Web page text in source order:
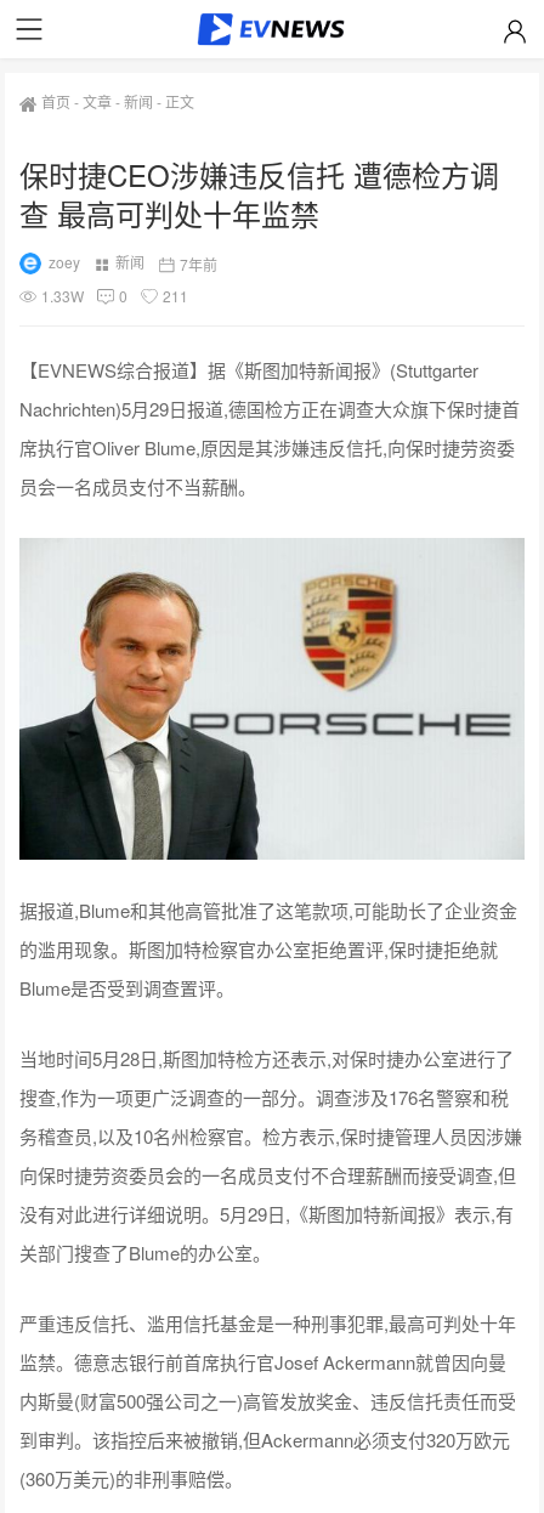
首页 -文章-新闻 - 正文
保时捷CEO涉嫌违反信托 遭德检方调
查 最高可判处十年监禁
zoey 新闻
7年前
1.33W
0 211
【EVNEWS综合报道】据《斯图加特新闻报》(Stuttgarter
Nachrichten)5月29日报道,德国检方正在调查大众旗下保时捷首
席执行官Oliver Blume,原因是其涉嫌违反信托,向保时捷劳资委
员会一名成员支付不当薪酬。
据报道,Blume和其他高管批准了这笔款项,可能助长了企业资金
的滥用现象。斯图加特检察官办公室拒绝置评,保时捷拒绝就
Blume是否受到调查置评。
当地时间5月28日,斯图加特检方还表示,对保时捷办公室进行了
搜查,作为一项更广泛调查的一部分。调查涉及176名警察和税
务稽查员,以及10名州检察官。检方表示,保时捷管理人员因涉嫌
向保时捷劳资委员会的一名成员支付不合理薪酬而接受调查,但
没有对此进行详细说明。5月29日,《斯图加特新闻报》表示,有
关部门搜查了Blume的办公室。
严重违反信托、滥用信托基金是一种刑事犯罪,最高可判处十年
监禁。德意志银行前首席执行官Josef Ackermann就曾因向曼
内斯曼(财富500强公司之一)高管发放奖金、违反信托责任而受
到审判。该指控后来被撤销,但Ackermann必须支付320万欧元
(360万美元)的非刑事赔偿。